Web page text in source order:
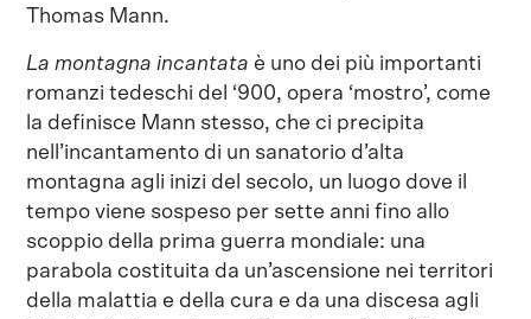
Thomas Mann.
La montagna incantata è uno dei più importanti
romanzi tedeschi del ‘900, opera ‘mostro’, come
la definisce Mann stesso, che ci precipita
nell’incantamento di un sanatorio d’alta
montagna agli inizi del secolo, un luogo dove il
tempo viene sospeso per sette anni fino allo
scoppio della prima guerra mondiale: una
parabola costituita da un’ascensione nei territori
della malattia e della cura e da una discesa agli